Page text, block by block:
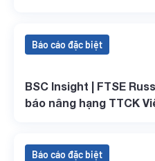
Báo cáo đặc biệt
BSC Insight | FTSE
báo nâng hạng TTCK
Báo cáo đặc biệt